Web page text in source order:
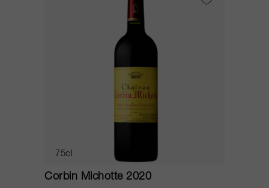
75cl
Corbin Michotte 2020